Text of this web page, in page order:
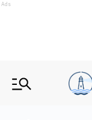
Ads